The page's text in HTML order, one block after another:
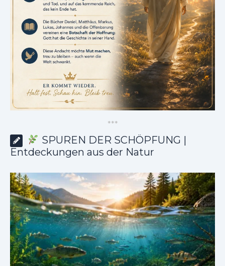
***
SPUREN DER SCHÖPFUNG |
Entdeckungen aus der Natur